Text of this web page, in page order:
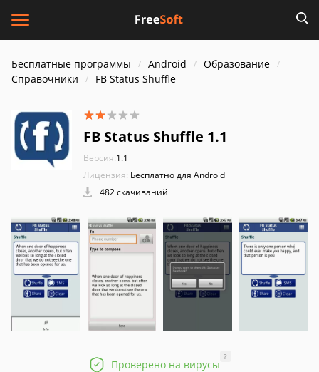
Бесплатные программы Android
Образование
Справочники
FB Status Shuffle
FB Status Shuffle 1.1
Версия:1.1
Лицензия: Бесплатно для Android
482 скачиваний
Проверено на вирусы
?